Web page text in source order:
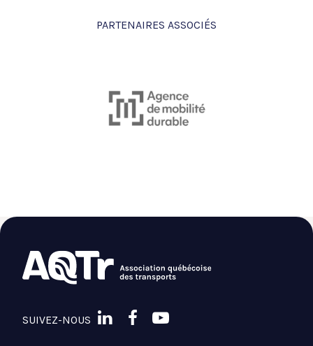
PARTENAIRES ASSOCIÉS
SUIVEZ-NOUS